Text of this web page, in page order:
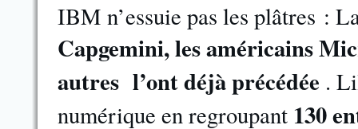
IBM n’essuie pas les plâtres :
Capgemini, les américains
autres l’ont déjà précédée .
numérique en regroupant 130